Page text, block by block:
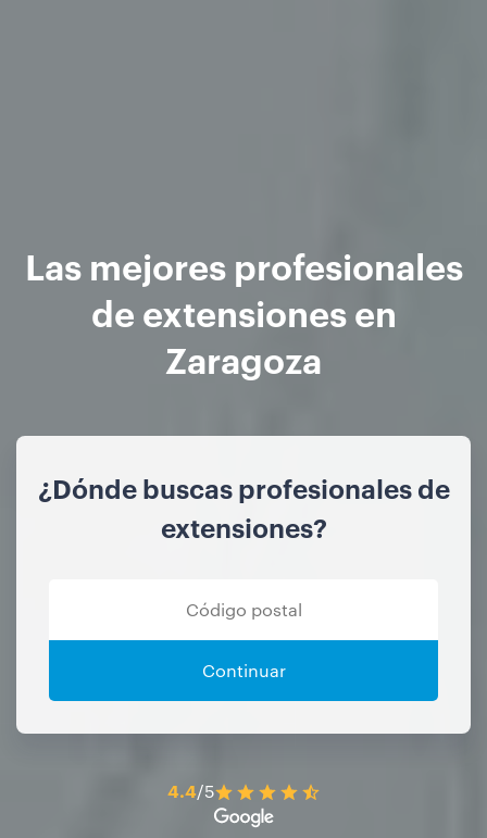
Las mejores profesionales
de extensiones en
Zaragoza
¿Dónde buscas profesionales de
extensiones?
Continuar
4.4/5